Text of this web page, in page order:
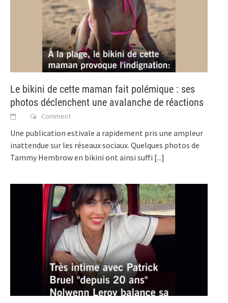
Le bikini de cette maman fait polémique : ses
photos déclenchent une avalanche de réactions
Comment
Une publication estivale a rapidement pris une ampleur
inattendue sur les réseaux sociaux. Quelques photos de
Tammy Hembrow en bikini ont ainsi suffi [...]